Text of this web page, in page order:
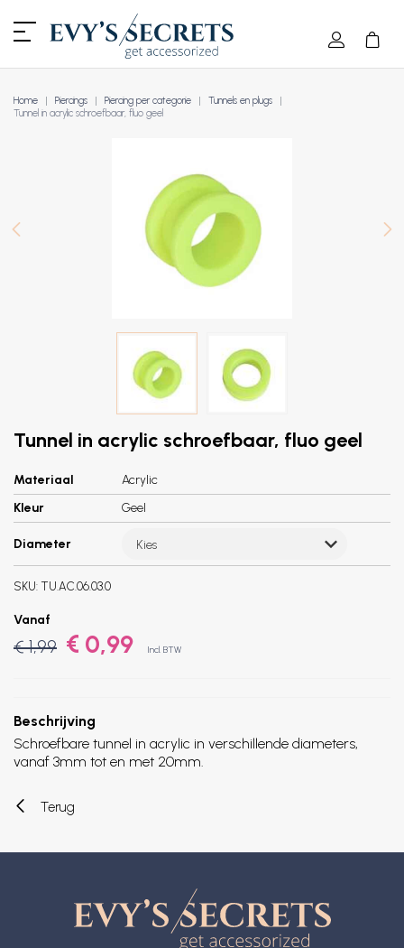
Home Piercings Piercing per categorie
Tunnels en plugs
Tunnel in acrylic schroefbaar, fluo geel
Tunnel in acrylic schroefbaar, fluo geel
Materiaal
Acrylic
Kleur
Geel
Diameter Kies
SKU: TU.AC.06.03.0
Vanaf
€ 1,99 € 0,99 Incl. BTW
Beschrijving
Schroefbare tunnel in acrylic in verschillende diameters,
vanaf 3mm tot en met 20mm.
Terug